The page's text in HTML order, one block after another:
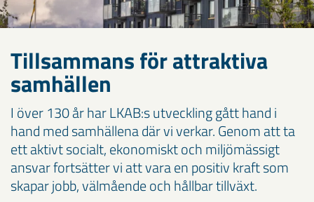
Tillsammans för attraktiva
samhällen
I över 130 år har LKAB:s utveckling gått hand i
hand med samhällena där vi verkar. Genom att ta
ett aktivt socialt, ekonomiskt och miljömässigt
ansvar fortsätter vi att vara en positiv kraft som
skapar jobb, välmående och hållbar tillväxt.